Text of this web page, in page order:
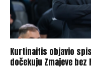
Kurtinaitis objavio
dočekuju Zmajeve bez